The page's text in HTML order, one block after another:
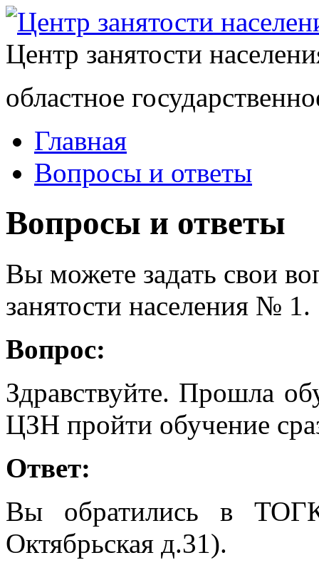
Центр занятости
областное
Главная
Вопросы и ответы
Вопросы и ответы
Вы можете задать свои
занятости населения № 1.
Вопрос:
Здравствуйте. Прошла
ЦЗН пройти обучение
Ответ:
Вы обратились в
Октябрьская д.31).